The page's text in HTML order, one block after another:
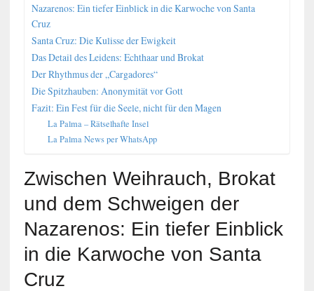
Nazarenos: Ein tiefer Einblick in die Karwoche von Santa
Cruz
Santa Cruz: Die Kulisse der Ewigkeit
Das Detail des Leidens: Echthaar und Brokat
Der Rhythmus der „Cargadores“
Die Spitzhauben: Anonymität vor Gott
Fazit: Ein Fest für die Seele, nicht für den Magen
La Palma – Rätselhafte Insel
La Palma News per WhatsApp
Zwischen Weihrauch, Brokat
und dem Schweigen der
Nazarenos: Ein tiefer Einblick
in die Karwoche von Santa
Cruz